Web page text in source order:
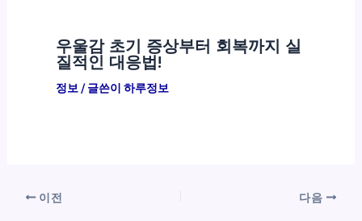
우울감 초기 증상부터 회복까지 실
질적인 대응법!
정보/ 글쓴이 하루정보
이전 다음